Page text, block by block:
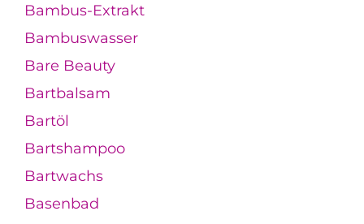
Bambus-Extrakt
Bambuswasser
Bare Beauty
Bartbalsam
Bartöl
Bartshampoo
Bartwachs
Basenbad